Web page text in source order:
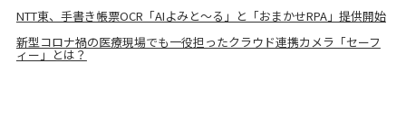
NTT東、手書き帳票OCR「AIよみと～る」と「おまかせRPA」提供開始
新型コロナ禍の医療現場でも一役担ったクラウド連携カメラ「セーフ
ィー」とは？